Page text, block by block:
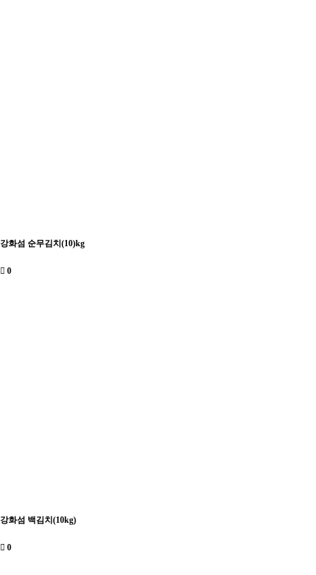
강화섬 순무김치(10)kg
0
강화섬 백김치(10kg)
0